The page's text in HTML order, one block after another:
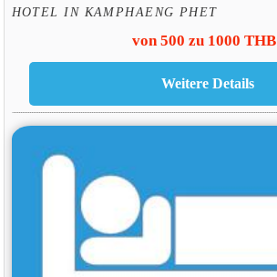
HOTEL IN KAMPHAENG PHET
von 500 zu 1000 THB